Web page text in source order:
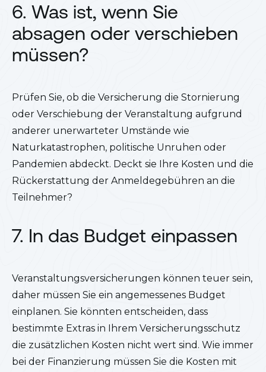
6. Was ist, wenn Sie
absagen oder verschieben
müssen?
Prüfen Sie, ob die Versicherung die Stornierung
oder Verschiebung der Veranstaltung aufgrund
anderer unerwarteter Umstände wie
Naturkatastrophen, politische Unruhen oder
Pandemien abdeckt. Deckt sie Ihre Kosten und die
Rückerstattung der Anmeldegebühren an die
Teilnehmer?
7. In das Budget einpassen
Veranstaltungsversicherungen können teuer sein,
daher müssen Sie ein angemessenes Budget
einplanen. Sie könnten entscheiden, dass
bestimmte Extras in Ihrem Versicherungsschutz
die zusätzlichen Kosten nicht wert sind. Wie immer
bei der Finanzierung müssen Sie die Kosten mit